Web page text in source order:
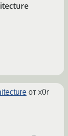
от x0r